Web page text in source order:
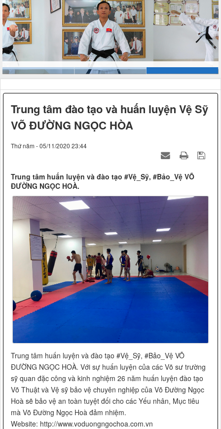
Trung tâm đào tạo và huấn luyện Vệ Sỹ
VÕ ĐƯỜNG NGỌC HÒA
Thứ năm - 05/11/2020 23:44
Trung tâm huấn luyện và đào tạo #Vệ_Sỹ, #Bảo_Vệ VÕ
ĐƯỜNG NGỌC HOÀ.
Trung tâm huấn luyện và đào tạo #Vệ_Sỹ, #Bảo_Vệ VÕ
ĐƯỜNG NGỌC HOÀ. Với sự huấn luyện của các Võ sư trường
sỹ quan đặc công và kinh nghiệm 26 năm huấn luyện đào tạo
Võ Thuật và Vệ sỹ bảo vệ chuyên nghiệp của Võ Đường Ngọc
Hoà sẽ bảo vệ an toàn tuyệt đối cho các Yếu nhân, Mục tiêu
mà Võ Đường Ngọc Hoà đảm nhiệm.
Website: http://www.voduongngochoa.com.vn